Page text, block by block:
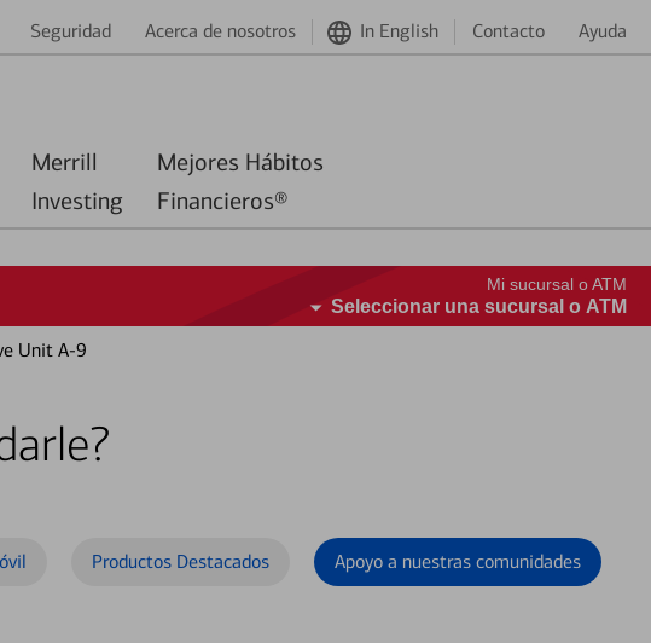
Seguridad Acerca de nosotros In English Contacto Ayuda
Merrill
Investing
Mejores Hábitos
Financieros®
Mi sucursal o ATM
Seleccionar una sucursal o ATM
Unit A-9
Productos Destacados Apoyo a nuestras comunidades